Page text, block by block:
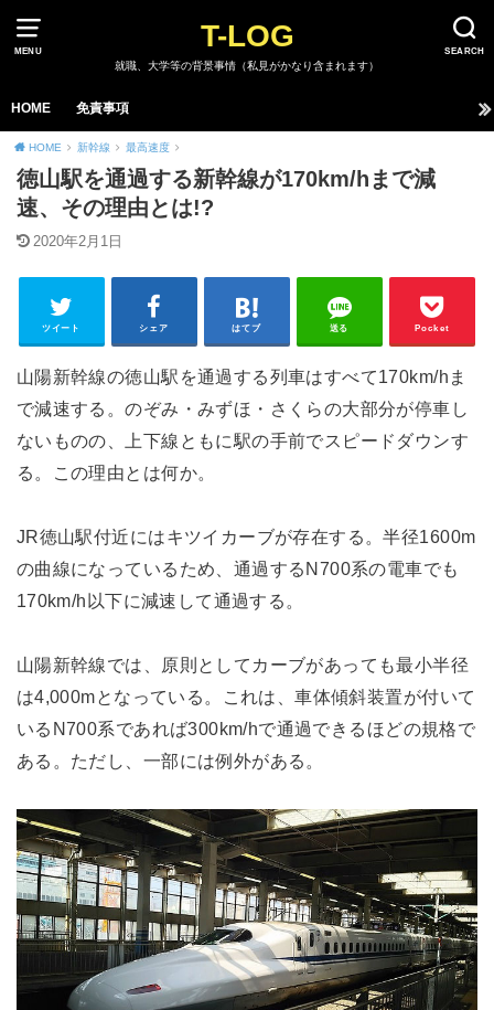
MENU SEARCH
T-LOG
就職、大学等の背景事情（私見がかなり含まれます）
HOME 免責事項
HOME 新幹線 最高速度
徳山駅を通過する新幹線が170km/hまで減
速、その理由とは!?
2020年2月1日
ツイート シェア はてブ 送る Pocket
山陽新幹線の徳山駅を通過する列車はすべて170km/hま
で減速する。のぞみ・みずほ・さくらの大部分が停車し
ないものの、上下線ともに駅の手前でスピードダウンす
る。この理由とは何か。
JR徳山駅付近にはキツイカーブが存在する。半径1600m
の曲線になっているため、通過するN700系の電車でも
170km/h以下に減速して通過する。
山陽新幹線では、原則としてカーブがあっても最小半径
は4,000mとなっている。これは、車体傾斜装置が付いて
いるN700系であれば300km/hで通過できるほどの規格で
ある。ただし、一部には例外がある。